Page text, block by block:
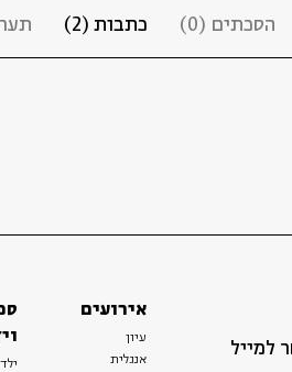
הסכתים (0) כתבות (2)
למייל
אירועים
עיון
אנגלית